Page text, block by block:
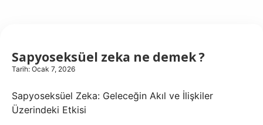
Hakkımızda
Sapyoseksüel zeka ne demek ?
Tarih: Ocak 7, 2026
Sapyoseksüel Zeka: Geleceğin Akıl ve İlişkiler
Üzerindeki Etkisi